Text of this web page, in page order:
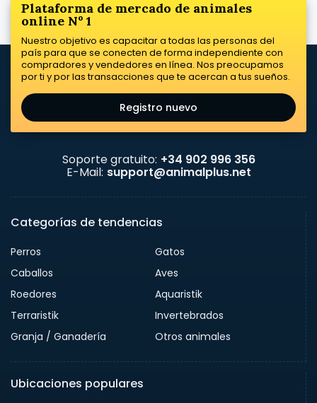
Plataforma de mercado de animales
online Nº 1
Nuestro objetivo es capacitar a todas las personas del
país para que se conecten de forma independiente con
compradores y vendedores en línea. Nos preocupamos
por ti y por las transacciones que te acercan a tus sueños.
Registro nuevo
Soporte gratuito: +34 902 996 356
E-Mail: support@animalplus.net
Categorías de tendencias
Perros
Gatos
Caballos
Aves
Roedores
Aquaristik
Terraristik
Invertebrados
Granja / Ganadería
Otros animales
Ubicaciones populares